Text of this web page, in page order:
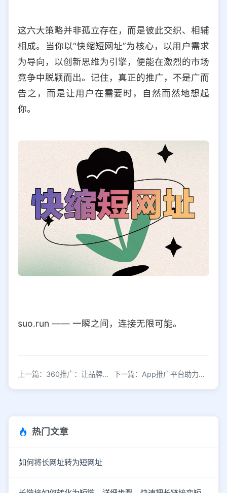
这六大策略并非孤立存在，而是彼此交织、相辅
相成。当你以“快缩短网址”为核心，以用户需求
为导向，以创新思维为引擎，便能在激烈的市场
竞争中脱颖而出。记住，真正的推广，不是广而
告之，而是让用户在需要时，自然而然地想起
你。
suo.run —— 一瞬之间，连接无限可能。
上一篇：360推广：让品牌触手可及 下一篇：App推广平台助力应用快速走红
热门文章
如何将长网址转为短网址